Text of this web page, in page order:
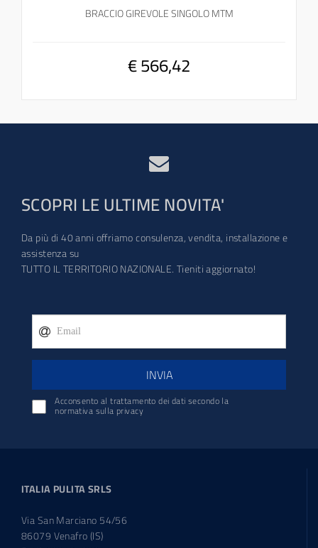
BRACCIO GIREVOLE SINGOLO MTM
€ 566,42
SCOPRI LE ULTIME NOVITA'
Da più di 40 anni offriamo consulenza, vendita, installazione e
assistenza su
TUTTO IL TERRITORIO NAZIONALE. Tieniti aggiornato!
INVIA
Acconsento al trattamento dei dati secondo la
normativa sulla privacy
ITALIA PULITA SRLS
Via San Marciano 54/56
86079 Venafro (IS)